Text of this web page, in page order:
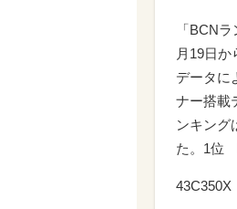
「BCN
月19日
データに
ナー搭載
ンキング
た。1位
43C350X